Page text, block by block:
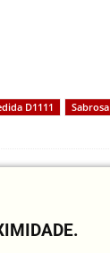
D1111 Sabrosa